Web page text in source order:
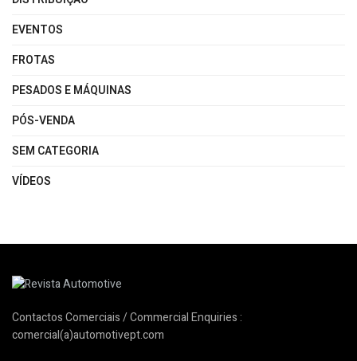
EVENTOS
FROTAS
PESADOS E MÁQUINAS
PÓS-VENDA
SEM CATEGORIA
VÍDEOS
Contactos Comerciais / Commercial Enquiries :
comercial(a)automotivept.com